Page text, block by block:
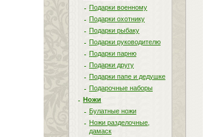
Подарки военному
Подарки охотнику
Подарки рыбаку
Подарки руководителю
Подарки парню
Подарки другу
Подарки папе и дедушке
Подарочные наборы
Ножи
Булатные ножи
Ножи разделочные,
дамаск